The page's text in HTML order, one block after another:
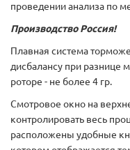
проведении анализа по
Производство Россия!
Плавная система
дисбалансу при разнице
роторе - не более 4 гр.
Смотровое окно на
контролировать весь
расположены удобные